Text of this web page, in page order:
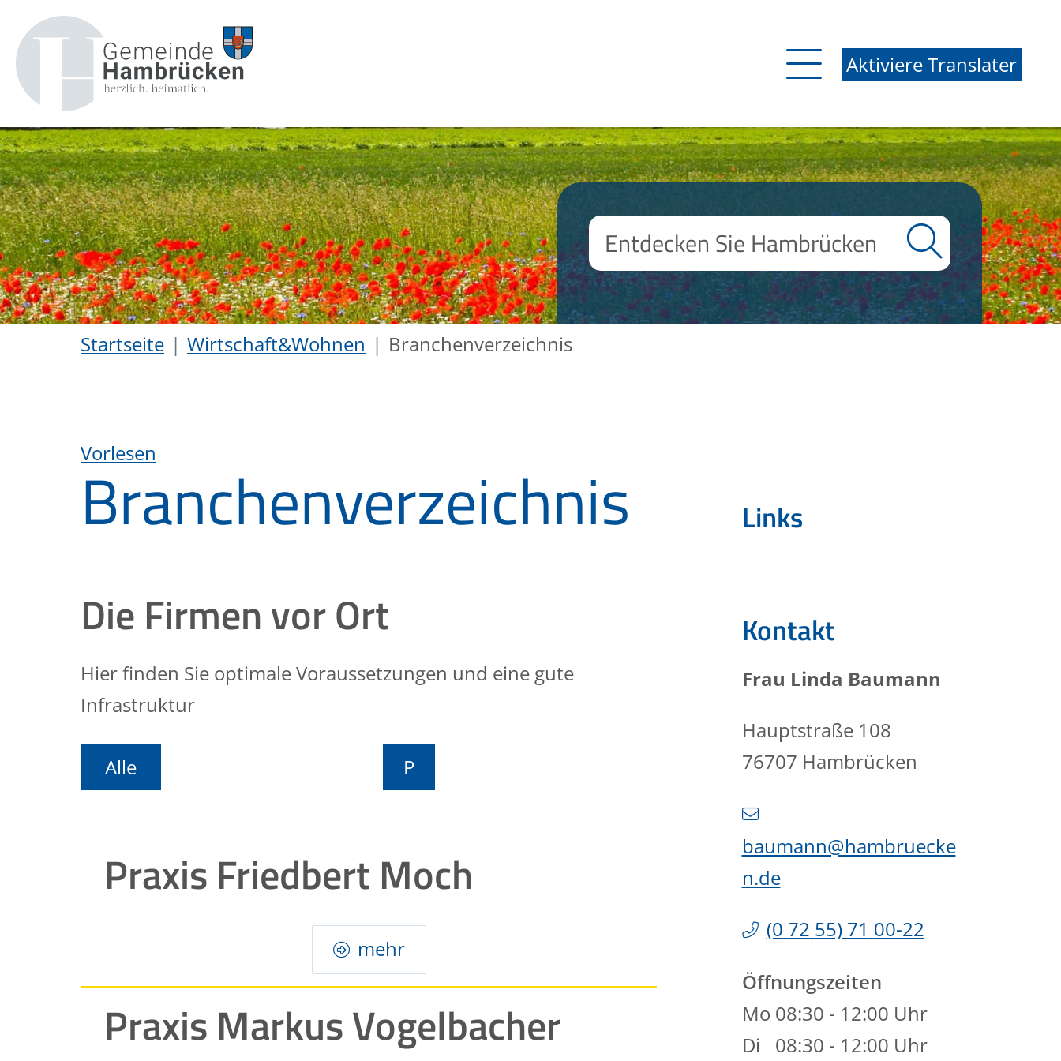
Aktiviere Translater
Startseite Wirtschaft&Wohnen Branchenverzeichnis
Vorlesen
Branchenverzeichnis
Die Firmen vor Ort
Hier finden Sie optimale Voraussetzungen und eine gute
Infrastruktur
Alle P
Praxis Friedbert Moch
mehr
Praxis Markus Vogelbacher
Links
Kontakt
Frau Linda Baumann
Hauptstraße 108
76707 Hambrücken
baumann@hambruecke
n.de
(0 72 55) 71 00-22
Öffnungszeiten
Mo 08:30 - 12:00 Uhr
Di
08:30 - 12:00 Uhr